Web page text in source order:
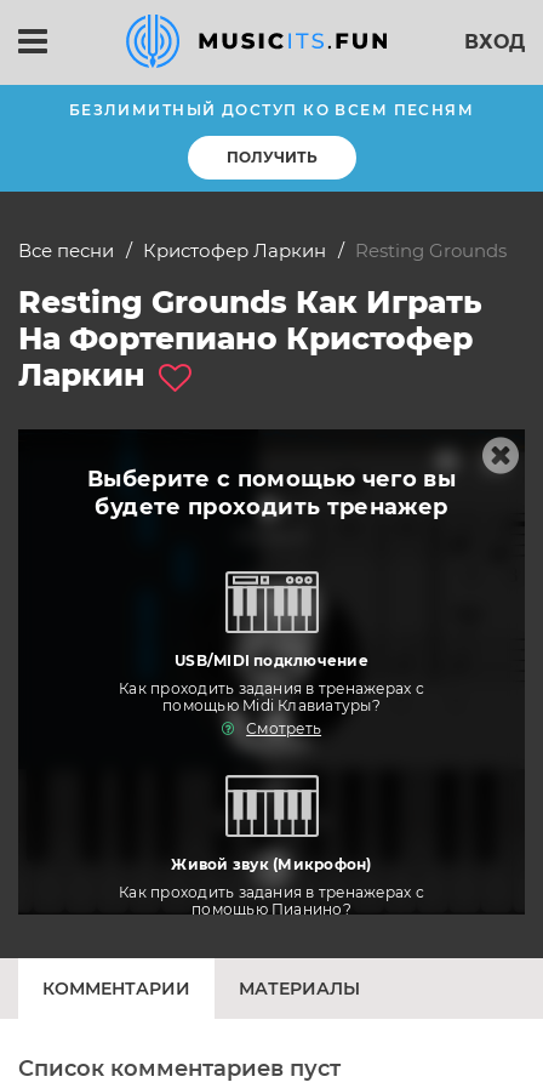
ВХОД
БЕЗЛИМИТНЫЙ ДОСТУП КО ВСЕМ ПЕСНЯМ
ПОЛУЧИТЬ
Все песни Кристофер Ларкин Resting Grounds
Resting Grounds Как Играть
На Фортепиано Кристофер
Ларкин
Выберите с помощью чего вы
будете проходить тренажер
USB/MIDI подключение
Как проходить задания в тренажерах с
помощью Midi Клавиатуры?
Смотреть
Живой звук (Микрофон)
Как проходить задания в тренажерах с
помощью Пианино?
Печатная клавиатура
тренировать
КОММЕНТАРИИ МАТЕРИАЛЫ
Список комментариев пуст